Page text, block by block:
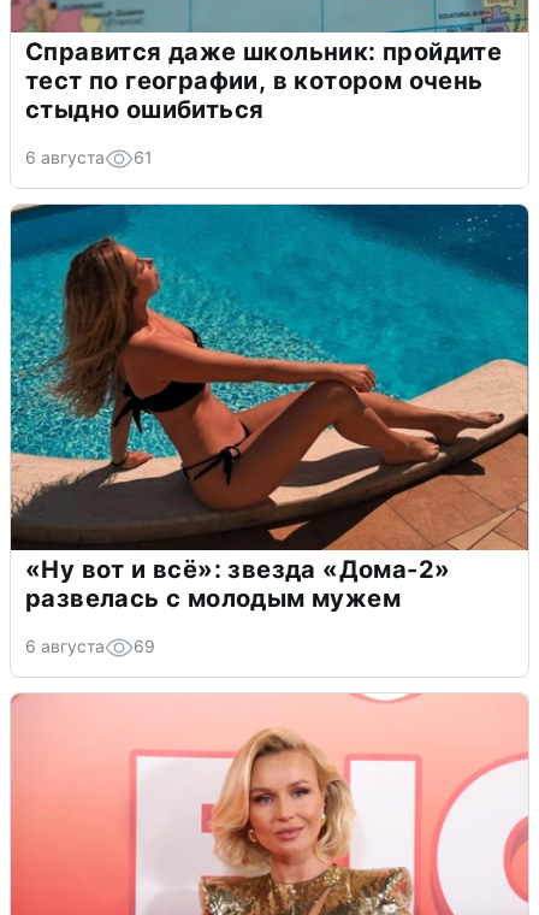
Справится даже школьник: пройдите
тест по географии, в котором очень
стыдно ошибиться
6 августа 61
«Ну вот и всё»: звезда «Дома-2»
развелась с молодым мужем
6 августа 69